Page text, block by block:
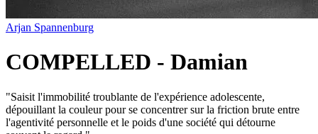
Arjan Spannenburg
COMPELLED - Damian
"Saisit l'immobilité troublante de l'expérience adolescente,
dépouillant la couleur pour se concentrer sur la friction brute entre
l'agentivité personnelle et le poids d'une société qui détourne